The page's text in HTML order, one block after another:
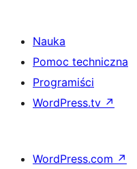
Nauka
Pomoc techniczna
Programiści
WordPress.tv ↗
WordPress.com ↗